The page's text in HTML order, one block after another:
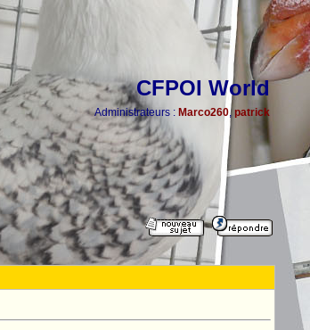
CFPOI World
Administrateurs : Marco260, patrick